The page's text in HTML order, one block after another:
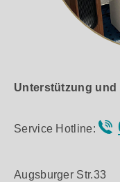
Unterstützung
Service Hotline:
Augsburger Str.33